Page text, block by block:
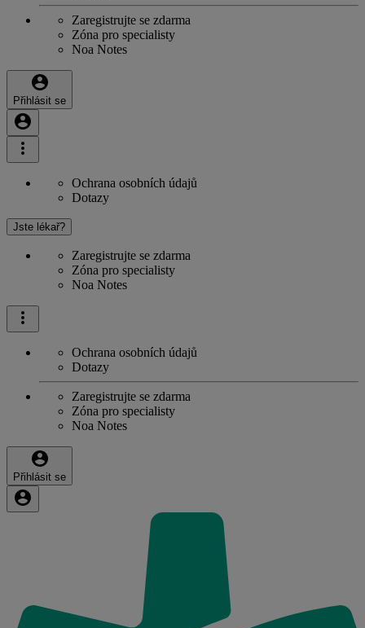
Zaregistrujte se zdarma
Zóna pro specialisty
Noa Notes
Přihlásit se
Ochrana osobních údajů
Dotazy
Jste lékař?
Zaregistrujte se zdarma
Zóna pro specialisty
Noa Notes
Ochrana osobních údajů
Dotazy
Zaregistrujte se zdarma
Zóna pro specialisty
Noa Notes
Přihlásit se